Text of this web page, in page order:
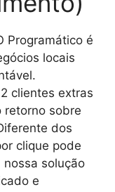
Programático é
locais
clientes extras
retorno sobre
dos
clique pode
solução
e